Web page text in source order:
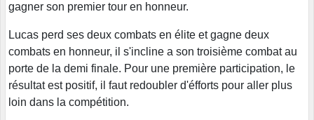
gagner son premier tour en honneur.
Lucas perd ses deux combats en élite et gagne deux
combats en honneur, il s'incline a son troisième combat au
porte de la demi finale. Pour une première participation, le
résultat est positif, il faut redoubler d'éfforts pour aller plus
loin dans la compétition.